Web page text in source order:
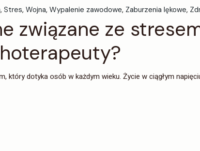
Stres Wojna Wypalenie zawodowe Zaburzenia lękowe
związane ze
dotyka osób w każdym wieku. Życie w ciągłym